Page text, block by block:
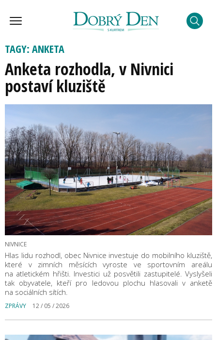
TAGY: ANKETA
Anketa rozhodla, v Nivnici
postaví kluziště
NIVNICE
Hlas lidu rozhodl, obec Nivnice investuje do mobilního kluziště,
které v zimních měsících vyroste ve sportovním areálu
na atletickém hřišti. Investici už posvětili zastupitelé. Vyslyšeli
tak obyvatele, kteří pro ledovou plochu hlasovali v anketě
na sociálních sítích.
ZPRÁVY 12 / 05 / 2026